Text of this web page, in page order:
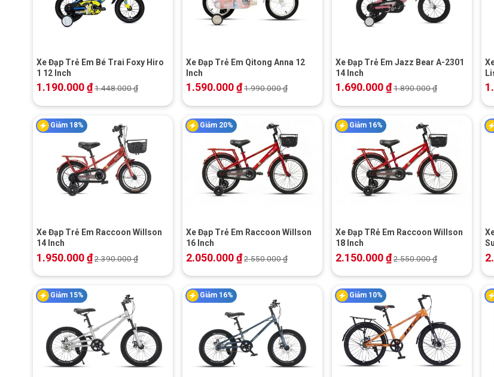
Xe Đạp Trẻ Em Bé Trai Foxy Hiro
1 12 Inch
1.190.000₫1.448.000₫
Xe Đạp Trẻ Em Qitong Anna 12
Inch
1.590.000₫1.990.000₫
Xe Đạp Trẻ Em Jazz Bear A-2301
14 Inch
1.690.000₫1.890.000₫
Giảm 18%
Xe Đạp Trẻ Em Raccoon Willson
14 Inch
1.950.000₫2.390.000₫
Giảm 20%
Xe Đạp Trẻ Em Raccoon Willson
16 Inch
2.050.000₫2.550.000₫
Giảm 16%
Xe Đạp TRẻ Em Raccoon Willson
18 Inch
2.150.000₫2.550.000₫
Giảm 15%
+
Giảm 16%
+
Giảm 10%
+